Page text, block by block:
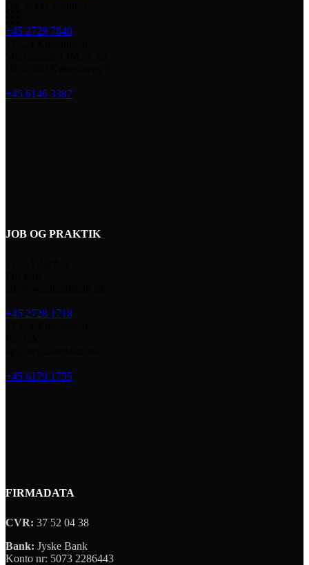
+45 2729 7840
+45 6146 3387
JOB OG PRAKTIK
+45 2728 1718
+45 6179 1755
FIRMADATA
CVR: 37 52 04 38
Bank: Jyske Bank
Konto nr: 5073 2286443